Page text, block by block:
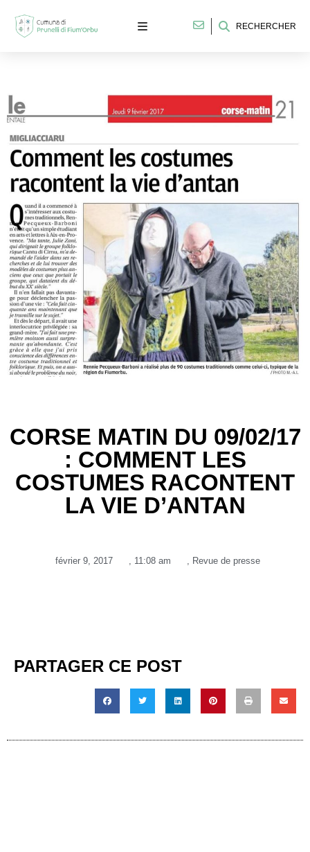
RECHERCHER
CORSE MATIN DU 09/02/17
: COMMENT LES
COSTUMES RACONTENT
LA VIE D’ANTAN
février 9, 2017 , 11:08 am , Revue de presse
PARTAGER CE POST